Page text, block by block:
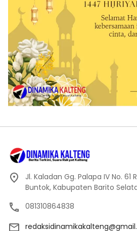
Jl. Kaladan Gg. Palapa IV No. 61
Buntok, Kabupaten Barito
081310864838